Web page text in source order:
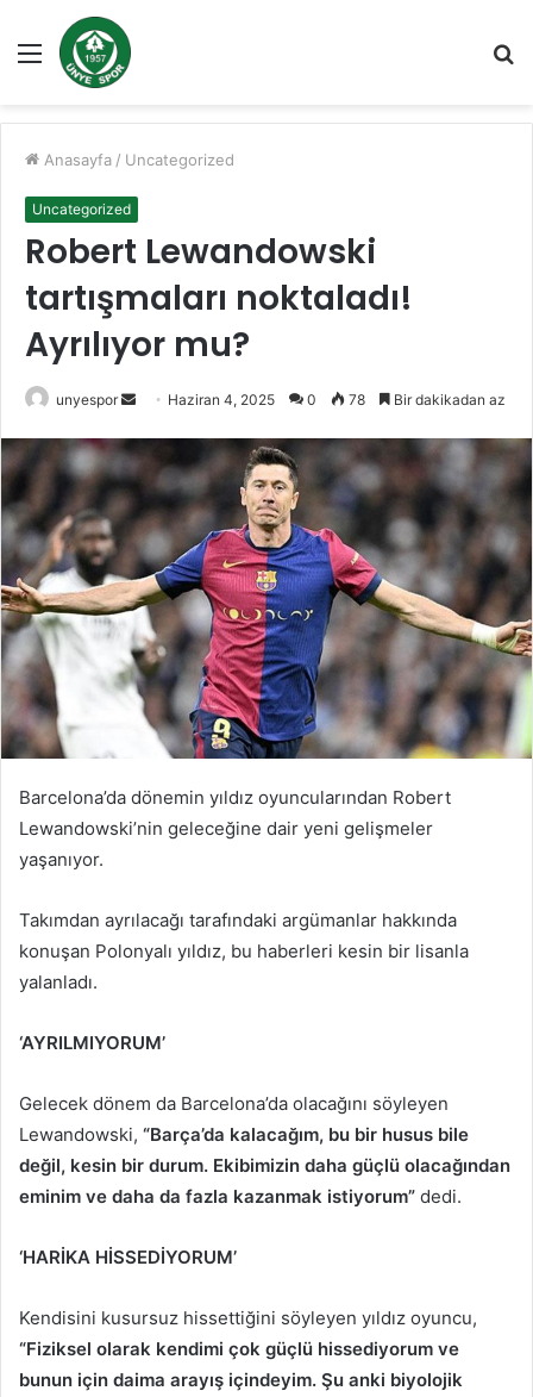
Menü
...
Anasayfa / Uncategorized
Uncategorized
Robert Lewandowski
tartışmaları noktaladı!
Ayrılıyor mu?
unyespor
Bir
posta
göndermek
Haziran 4, 2025 0 78 Bir dakikadan az
Barcelona’da dönemin yıldız oyuncularından Robert
Lewandowski’nin geleceğine dair yeni gelişmeler
yaşanıyor.
Takımdan ayrılacağı tarafındaki argümanlar hakkında
konuşan Polonyalı yıldız, bu haberleri kesin bir lisanla
yalanladı.
‘AYRILMIYORUM’
Gelecek dönem da Barcelona’da olacağını söyleyen
Lewandowski, “Barça’da kalacağım, bu bir husus bile
değil, kesin bir durum. Ekibimizin daha güçlü olacağından
eminim ve daha da fazla kazanmak istiyorum” dedi.
‘HARİKA HİSSEDİYORUM’
Kendisini kusursuz hissettiğini söyleyen yıldız oyuncu,
“Fiziksel olarak kendimi çok güçlü hissediyorum ve
bunun için daima arayış içindeyim. Şu anki biyolojik